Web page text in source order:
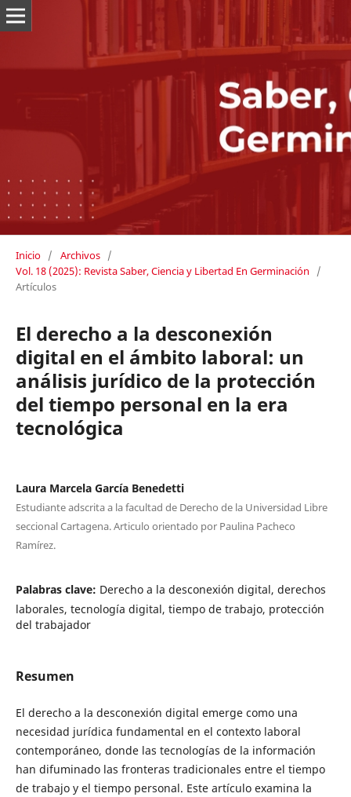
Inicio / Archivos /
Vol. 18 (2025): Revista Saber, Ciencia y Libertad En Germinación
/
Artículos
El derecho a la desconexión
digital en el ámbito laboral: un
análisis jurídico de la protección
del tiempo personal en la era
tecnológica
Laura Marcela García Benedetti
Estudiante adscrita a la facultad de Derecho de la Universidad Libre
seccional Cartagena. Articulo orientado por Paulina Pacheco
Ramírez.
Palabras clave: Derecho a la desconexión digital, derechos
laborales, tecnología digital, tiempo de trabajo, protección
del trabajador
Resumen
El derecho a la desconexión digital emerge como una
necesidad jurídica fundamental en el contexto laboral
contemporáneo, donde las tecnologías de la información
han difuminado las fronteras tradicionales entre el tiempo
de trabajo y el tiempo personal. Este artículo examina la